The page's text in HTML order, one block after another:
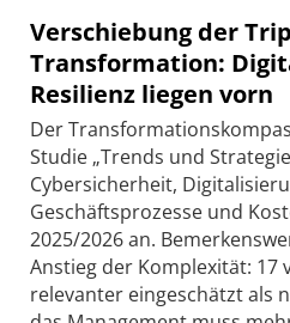
Verschiebung der
Transformation:
Resilienz liegen vorn
Der
Studie „Trends und
Cybersicherheit,
Geschäftsprozesse und
2025/2026 an.
Anstieg der Komplexität: 17
relevanter eingeschätzt als